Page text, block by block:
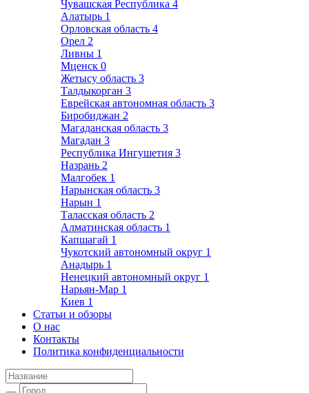
Чувашская Республика 4
Алатырь 1
Орловская область 4
Орел 2
Ливны 1
Мценск 0
Жетысу область 3
Талдыкорган 3
Еврейская автономная область 3
Биробиджан 2
Магаданская область 3
Магадан 3
Республика Ингушетия 3
Назрань 2
Малгобек 1
Нарынская область 3
Нарын 1
Таласская область 2
Алматинская область 1
Капшагай 1
Чукотский автономный округ 1
Анадырь 1
Ненецкий автономный округ 1
Нарьян-Мар 1
Киев 1
Статьи и обзоры
О нас
Контакты
Политика конфиденциальности